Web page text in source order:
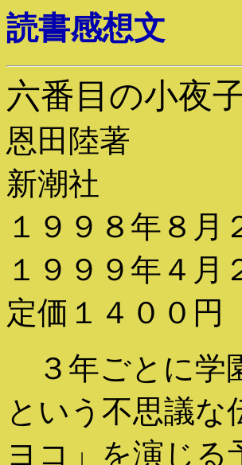
読書感想文
六番目の小夜
恩田陸著
新潮社
１９９８年８月
１９９９年４月
定価１４００円
３年ごとに学
という不思議な
ヨコ」を演じる